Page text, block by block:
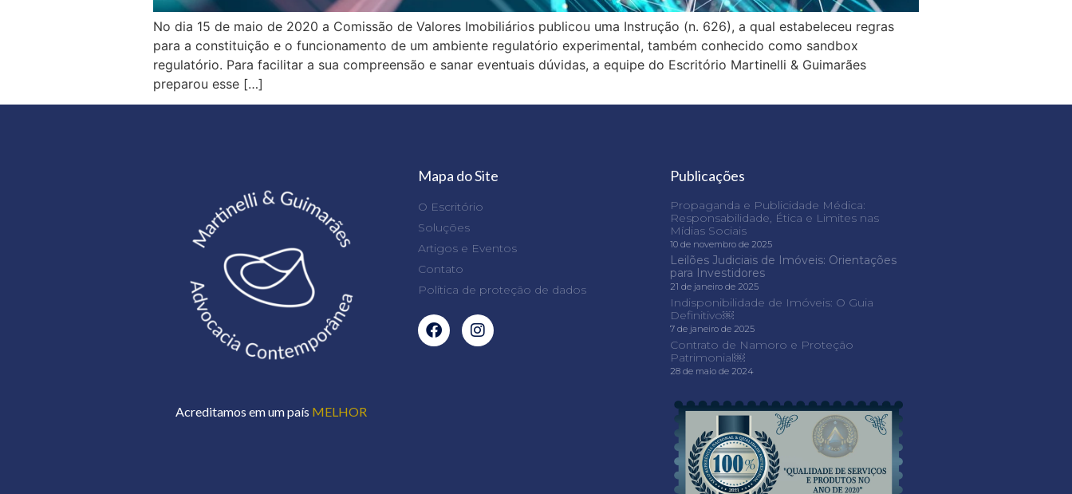
No dia 15 de maio de 2020 a Comissão de Valores Imobiliários publicou uma Instrução (n. 626), a qual estabeleceu regras
para a constituição e o funcionamento de um ambiente regulatório experimental, também conhecido como sandbox
regulatório. Para facilitar a sua compreensão e sanar eventuais dúvidas, a equipe do Escritório Martinelli & Guimarães
preparou esse […]
Acreditamos em um país MELHOR
Mapa do Site
O Escritório
Soluções
Artigos e Eventos
Contato
Política de proteção de dados
Publicações
Propaganda e Publicidade Médica:
Responsabilidade, Ética e Limites nas
Mídias Sociais
10 de novembro de 2025
Leilões Judiciais de Imóveis: Orientações
para Investidores
21 de janeiro de 2025
Indisponibilidade de Imóveis: O Guia
Definitivo￼
7 de janeiro de 2025
Contrato de Namoro e Proteção
Patrimonial￼
28 de maio de 2024